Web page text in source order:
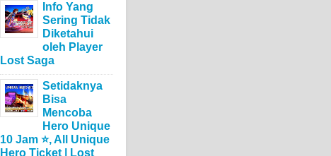
Info Yang
Sering Tidak
Diketahui
oleh Player
Lost Saga
Setidaknya
Bisa
Mencoba
Hero Unique
10 Jam ⭐, All Unique
Hero Ticket | Lost